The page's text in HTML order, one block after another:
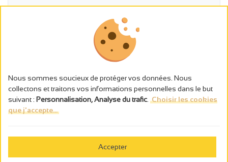
400
500
Nous sommes soucieux de protéger vos données. Nous
collectons et traitons vos informations personnelles dans le but
suivant : Personnalisation, Analyse du trafic Choisir les cookies
que j'accepte...
Accepter